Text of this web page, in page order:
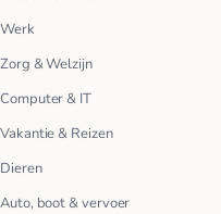
Werk
Zorg & Welzijn
Computer & IT
Vakantie & Reizen
Dieren
Auto, boot & vervoer